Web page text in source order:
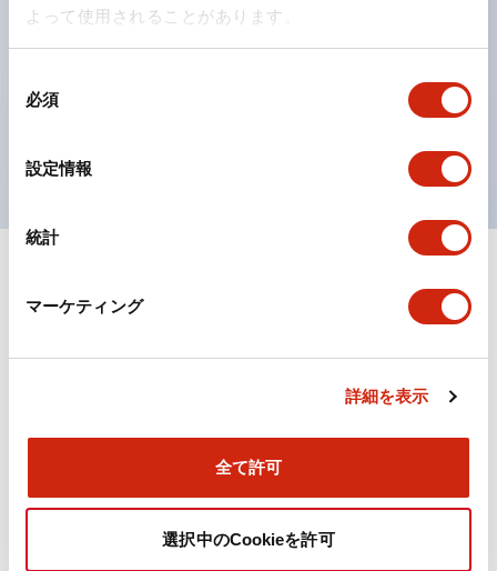
よって使用されることがあります。
必須
設定情報
統計
マーケティング
詳細を表示
全て許可
選択中のCookieを許可
カラーユニバーサルデザインに対応。表示灯（角平形）
の点灯/消灯の認識および、点灯時のランプ色の識別が
ISO 3864-4安全色に対応。危険時や緊急事態時の色表
現がより明確・鮮明で、より多くの方が識別可能に。
+
ドキュメントとファイル
取扱説明書 CAD 規格・認証